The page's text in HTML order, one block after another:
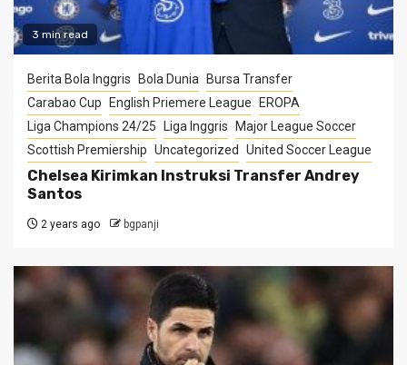
3 min read
Berita Bola Inggris Bola Dunia
Bursa Transfer
Carabao Cup
English Priemere League
EROPA
Liga Champions 24/25
Liga Inggris
Major League Soccer
Scottish Premiership Uncategorized United Soccer League
Chelsea Kirimkan Instruksi Transfer Andrey
Santos
2 years ago bgpanji